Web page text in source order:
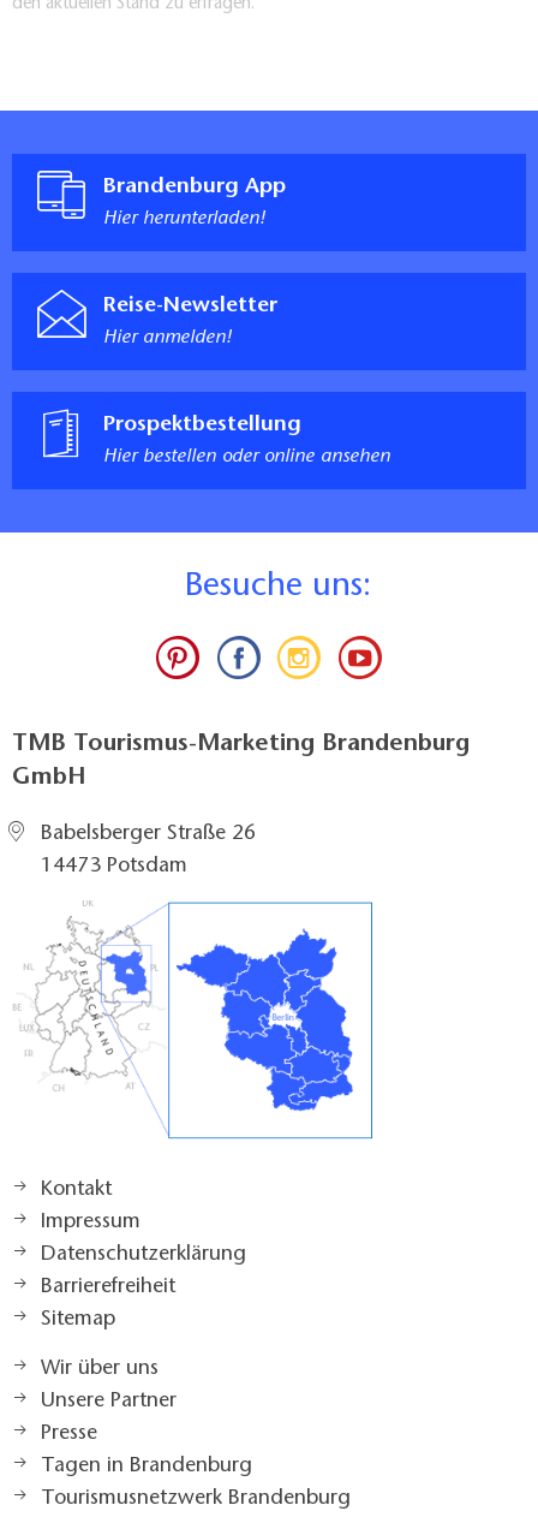
den aktuellen Stand zu erfragen.
Brandenburg App
Hier herunterladen!
Reise-Newsletter
Hier anmelden!
Prospektbestellung
Hier bestellen oder online ansehen
Besuche uns:
TMB Tourismus-Marketing Brandenburg
GmbH
Babelsberger Straße 26
14473 Potsdam
Kontakt
Impressum
Datenschutzerklärung
Barrierefreiheit
Sitemap
Wir über uns
Unsere Partner
Presse
Tagen in Brandenburg
Tourismusnetzwerk Brandenburg